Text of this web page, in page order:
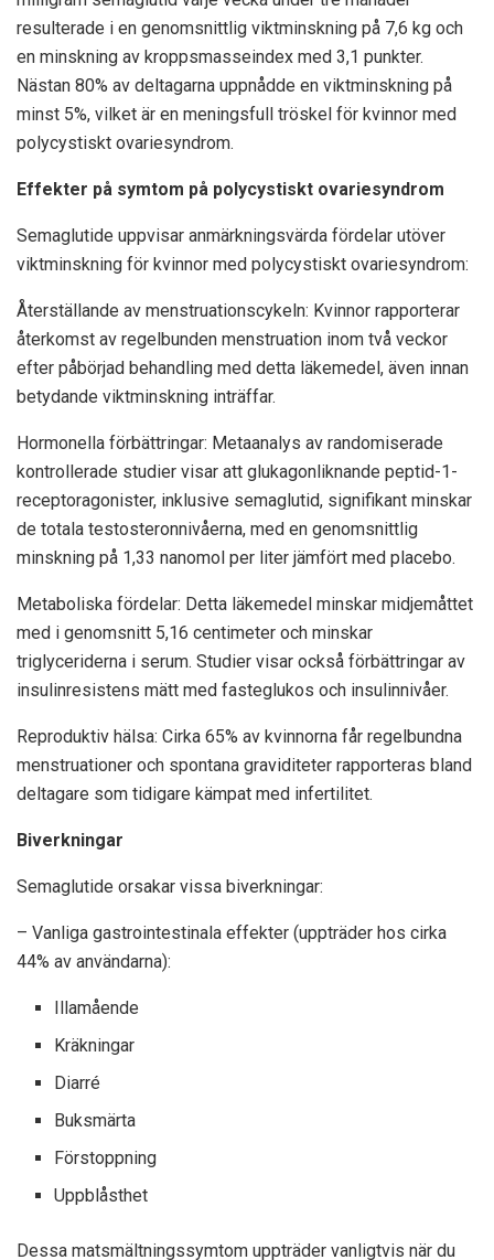
resulterade i en genomsnittlig viktminskning på 7,6 kg och
en minskning av kroppsmasseindex med 3,1 punkter.
Nästan 80% av deltagarna uppnådde en viktminskning på
minst 5%, vilket är en meningsfull tröskel för kvinnor med
polycystiskt ovariesyndrom.
Effekter på symtom på polycystiskt ovariesyndrom
Semaglutide uppvisar anmärkningsvärda fördelar utöver
viktminskning för kvinnor med polycystiskt ovariesyndrom:
Återställande av menstruationscykeln: Kvinnor rapporterar
återkomst av regelbunden menstruation inom två veckor
efter påbörjad behandling med detta läkemedel, även innan
betydande viktminskning inträffar.
Hormonella förbättringar: Metaanalys av randomiserade
kontrollerade studier visar att glukagonliknande peptid-1-
receptoragonister, inklusive semaglutid, signifikant minskar
de totala testosteronnivåerna, med en genomsnittlig
minskning på 1,33 nanomol per liter jämfört med placebo.
Metaboliska fördelar: Detta läkemedel minskar midjemåttet
med i genomsnitt 5,16 centimeter och minskar
triglyceriderna i serum. Studier visar också förbättringar av
insulinresistens mätt med fasteglukos och insulinnivåer.
Reproduktiv hälsa: Cirka 65% av kvinnorna får regelbundna
menstruationer och spontana graviditeter rapporteras bland
deltagare som tidigare kämpat med infertilitet.
Biverkningar
Semaglutide orsakar vissa biverkningar:
– Vanliga gastrointestinala effekter (uppträder hos cirka
44% av användarna):
Illamående
Kräkningar
Diarré
Buksmärta
Förstoppning
Uppblåsthet
Dessa matsmältningssymtom uppträder vanligtvis när du